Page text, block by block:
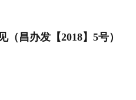
昌办发【2018】5号）